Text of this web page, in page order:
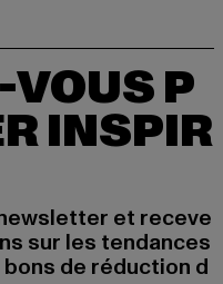
P
INSPIR
et receve
sur les tendances
de réduction d